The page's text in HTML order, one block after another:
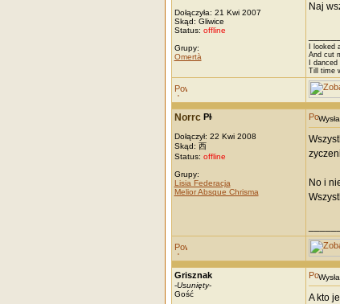
Dołączyła: 21 Kwi 2007
Skąd: Gliwice
Status: offline
Grupy:
Omertà
Naj
I looked
And cut
I
Till time
Norrc
Dołączył: 22 Kwi 2008
Skąd: 西
Status: offline
Grupy:
Lisia Federacja
Melior Absque Chrisma
No i
Grisznak
-Usunięty-
Gość
A kto